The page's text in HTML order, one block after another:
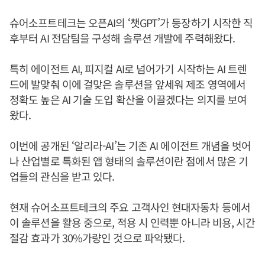
슈어소프트테크는 오픈AI의 ‘챗GPT’가 등장하기 시작한 직
후부터 AI 전담팀을 구성해 솔루션 개발에 주력해왔다.
특히 에이전트 AI, 피지컬 AI로 넘어가기 시작하는 AI 트렌
드에 발맞춰 이에 걸맞은 솔루션을 앞세워 제조 영역에서
정확도 높은 AI 기술 도입 확산을 이끌겠다는 의지를 보여
왔다.
이번에 공개된 ‘알리라-AI’는 기존 AI 에이전트 개념을 벗어
나 산업별로 특화된 앱 형태의 솔루션이란 점에서 많은 기
업들의 관심을 받고 있다.
현재 슈어소프트테크의 주요 고객사인 현대자동차 등에서
이 솔루션을 활용 중으로, 적용 시 인력뿐 아니라 비용, 시간
절감 효과가 30%가량인 것으로 파악됐다.